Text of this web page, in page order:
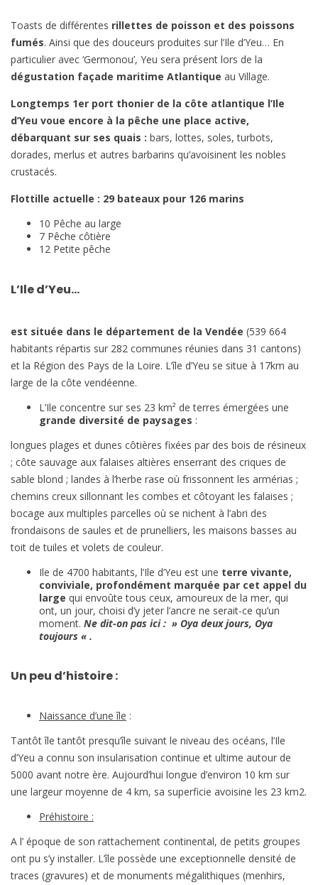
Toasts de différentes rillettes de poisson et des poissons
fumés. Ainsi que des douceurs produites sur l’Ile d’Yeu… En
particulier avec ‘Germonou’, Yeu sera présent lors de la
dégustation façade maritime Atlantique au Village.
Longtemps 1er port thonier de la côte atlantique l’Ile
d’Yeu voue encore à la pêche une place active,
débarquant sur ses quais : bars, lottes, soles, turbots,
dorades, merlus et autres barbarins qu’avoisinent les nobles
crustacés.
Flottille actuelle : 29 bateaux pour 126 marins
10 Pêche au large
7 Pêche côtière
12 Petite pêche
L’Ile d’Yeu…
est située dans le département de la Vendée (539 664
habitants répartis sur 282 communes réunies dans 31 cantons)
et la Région des Pays de la Loire. L’île d’Yeu se situe à 17km au
large de la côte vendéenne.
L’Ile concentre sur ses 23 km² de terres émergées une
grande diversité de paysages :
longues plages et dunes côtières fixées par des bois de résineux
; côte sauvage aux falaises altières enserrant des criques de
sable blond ; landes à l’herbe rase où frissonnent les armérias ;
chemins creux sillonnant les combes et côtoyant les falaises ;
bocage aux multiples parcelles où se nichent à l’abri des
frondaisons de saules et de prunelliers, les maisons basses au
toit de tuiles et volets de couleur.
Ile de 4700 habitants, l’Ile d’Yeu est une terre vivante,
conviviale, profondément marquée par cet appel du
large qui envoûte tous ceux, amoureux de la mer, qui
ont, un jour, choisi d’y jeter l’ancre ne serait-ce qu’un
moment. Ne dit-on pas ici : » Oya deux jours, Oya
toujours « .
Un peu d’histoire :
Naissance d’une île :
Tantôt île tantôt presqu’île suivant le niveau des océans, l’Ile
d’Yeu a connu son insularisation continue et ultime autour de
5000 avant notre ère. Aujourd’hui longue d’environ 10 km sur
une largeur moyenne de 4 km, sa superficie avoisine les 23 km2.
Préhistoire :
A l’ époque de son rattachement continental, de petits groupes
ont pu s’y installer. L’île possède une exceptionnelle densité de
traces (gravures) et de monuments mégalithiques (menhirs,